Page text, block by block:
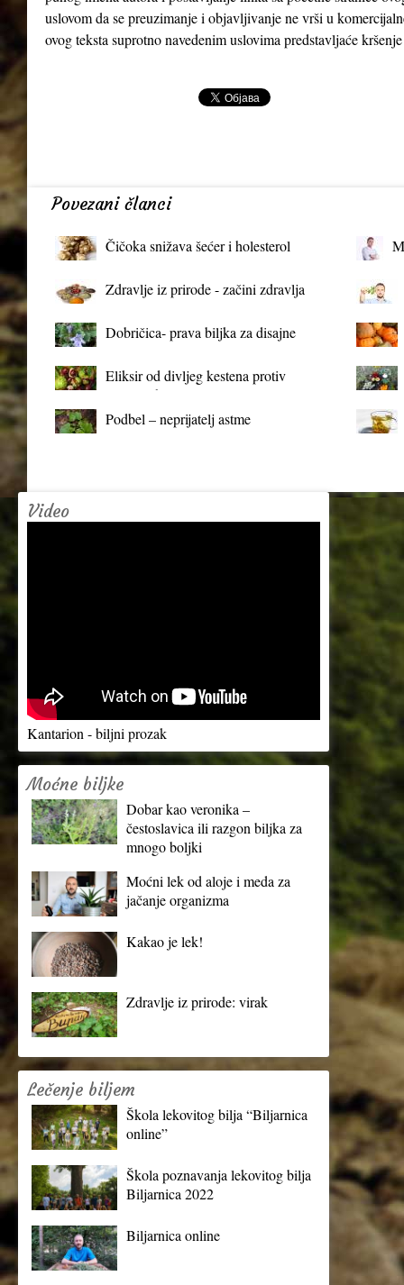
uslovom da se preuzimanje i objavljivanje ne vrši u
ovog teksta suprotno navedenim uslovima predstavljaće
Povezani članci
Čičoka snižava šećer i holesterol
Zdravlje iz prirode - začini zdravlja
Dobričica- prava biljka za disajne
Eliksir od divljeg kestena protiv
proširenih vena
Podbel – neprijatelj astme
Video
Kantarion - biljni prozak
Moćne biljke
Dobar kao veronika –
čestoslavica ili razgon biljka za
mnogo boljki
Moćni lek od aloje i meda za
jačanje organizma
Kakao je lek!
Zdravlje iz prirode: virak
Lečenje biljem
Škola lekovitog bilja “Biljarnica
online”
Škola poznavanja lekovitog bilja
Biljarnica 2022
Biljarnica online